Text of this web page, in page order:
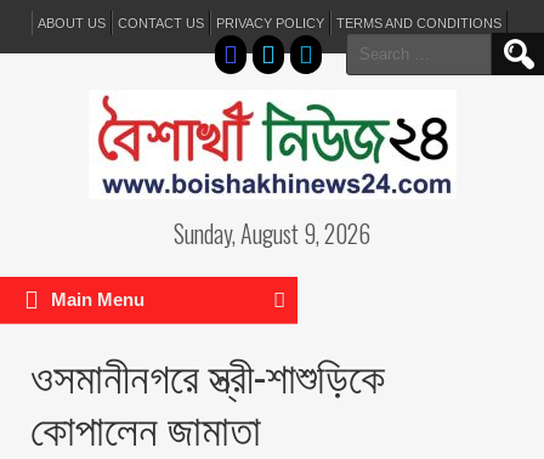
ABOUT US CONTACT US PRIVACY POLICY TERMS AND CONDITIONS
Search
for:
Sunday, August 9, 2026
Main Menu
ওসমানীনগরে স্ত্রী-শাশুড়িকে
কোপালেন জামাতা